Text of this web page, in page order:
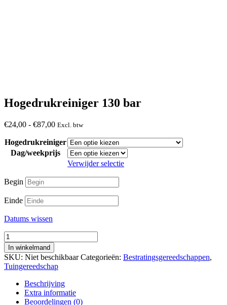
Hogedrukreiniger 130 bar
€24,00 - €87,00Prijsklasse:
tot
€87,00
Excl. btw
Hogedrukreiniger
Dag/weekprijs
Verwijder selectie
Begin
Einde
Datums wissen
Hogedrukreiniger
130
bar
aantal
In winkelmand
SKU: Niet beschikbaar Categorieën: Bestratingsgereedschappen,
Tuingereedschap
Beschrijving
Extra informatie
Beoordelingen (0)